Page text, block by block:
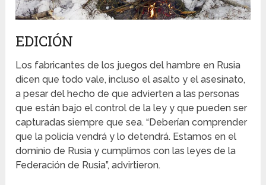
EDICIÓN
Los fabricantes de los juegos del hambre en Rusia
dicen que todo vale, incluso el asalto y el asesinato,
a pesar del hecho de que advierten a las personas
que están bajo el control de la ley y que pueden ser
capturadas siempre que sea. “Deberían comprender
que la policía vendrá y lo detendrá. Estamos en el
dominio de Rusia y cumplimos con las leyes de la
Federación de Rusia”, advirtieron.